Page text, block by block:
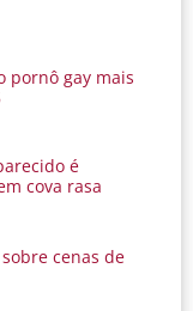
pornô gay mais
é
cova rasa
cenas de